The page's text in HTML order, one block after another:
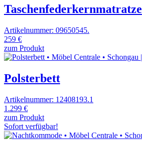
Taschenfederkernmatratze
Artikelnummer: 09650545.
259 €
zum Produkt
Polsterbett
Artikelnummer: 12408193.1
1.299 €
zum Produkt
Sofort verfügbar!